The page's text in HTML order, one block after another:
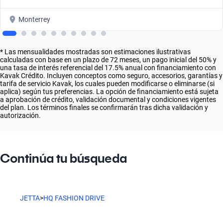
Monterrey
* Las mensualidades mostradas son estimaciones ilustrativas
calculadas con base en un plazo de 72 meses, un pago inicial del 50% y
una tasa de interés referencial del 17.5% anual con financiamiento con
Kavak Crédito. Incluyen conceptos como seguro, accesorios, garantías y
tarifa de servicio Kavak, los cuales pueden modificarse o eliminarse (si
aplica) según tus preferencias. La opción de financiamiento está sujeta
a aprobación de crédito, validación documental y condiciones vigentes
del plan. Los términos finales se confirmarán tras dicha validación y
autorización.
Continúa tu búsqueda
JETTA>HQ FASHION DRIVE